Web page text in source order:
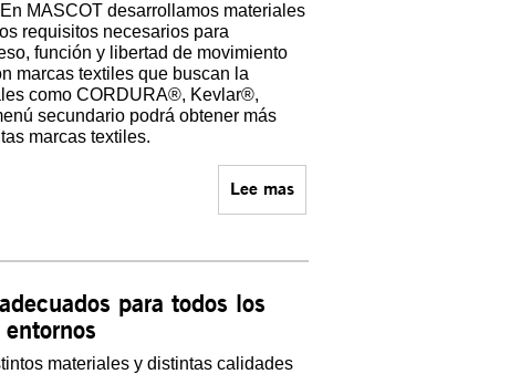
MASCOT desarrollamos materiales
requisitos necesarios para
función y libertad de movimiento
marcas textiles que buscan la
como CORDURA®, Kevlar®,
secundario podrá obtener más
marcas textiles.
Lee mas
para todos los
entornos
materiales y distintas calidades